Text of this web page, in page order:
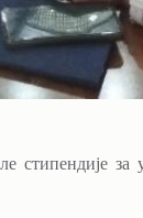
стипендије